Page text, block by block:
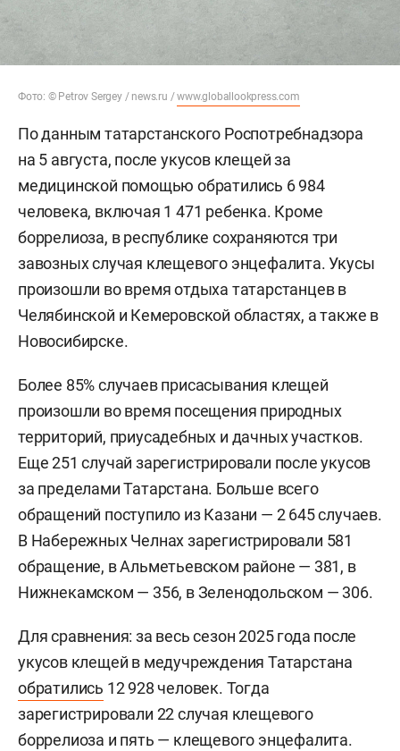
Фото: © Petrov Sergey / news.ru /www.globallookpress.com
По данным татарстанского Роспотребнадзора
на 5 августа, после укусов клещей за
медицинской помощью обратились 6 984
человека, включая 1 471 ребенка. Кроме
боррелиоза, в республике сохраняются три
завозных случая клещевого энцефалита. Укусы
произошли во время отдыха татарстанцев в
Челябинской и Кемеровской областях, а также в
Новосибирске.
Более 85% случаев присасывания клещей
произошли во время посещения природных
территорий, приусадебных и дачных участков.
Еще 251 случай зарегистрировали после укусов
за пределами Татарстана. Больше всего
обращений поступило из Казани — 2 645 случаев.
В Набережных Челнах зарегистрировали 581
обращение, в Альметьевском районе — 381, в
Нижнекамском — 356, в Зеленодольском — 306.
Для сравнения: за весь сезон 2025 года после
укусов клещей в медучреждения Татарстана
обратились 12 928 человек. Тогда
зарегистрировали 22 случая клещевого
боррелиоза и пять — клещевого энцефалита.